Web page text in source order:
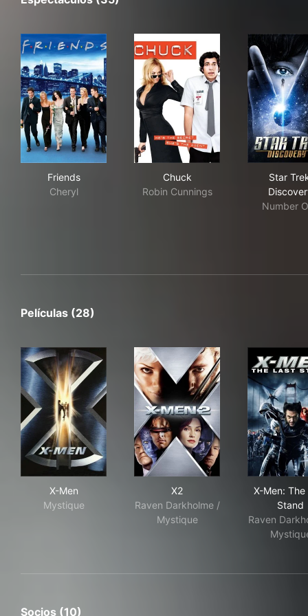
Friends
Cheryl
Chuck
Robin Cunnings
Star
Number
Películas (28)
X-Men
Mystique
X2
Raven Darkholme /
Mystique
X-Men: The
Stand
Raven
Socios (10)